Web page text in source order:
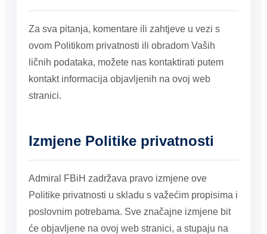
Za sva pitanja, komentare ili zahtjeve u vezi s
ovom Politikom privatnosti ili obradom Vaših
ličnih podataka, možete nas kontaktirati putem
kontakt informacija objavljenih na ovoj web
stranici.
Izmjene Politike privatnosti
Admiral FBiH zadržava pravo izmjene ove
Politike privatnosti u skladu s važećim propisima i
poslovnim potrebama. Sve značajne izmjene bit
će objavljene na ovoj web stranici, a stupaju na